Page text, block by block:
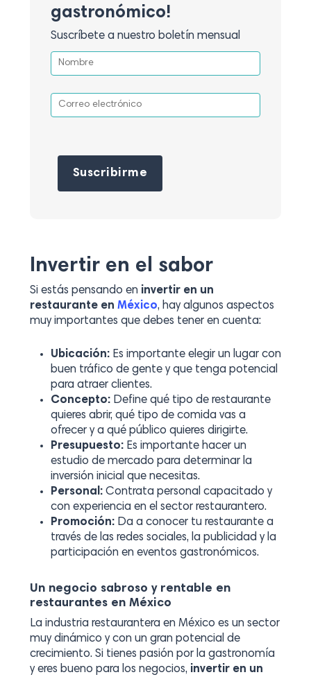
gastronómico!
Suscríbete a nuestro boletín mensual
Invertir en el sabor
Si estás pensando en invertir en un
restaurante en México, hay algunos aspectos
muy importantes que debes tener en cuenta:
Ubicación:Es importante elegir un lugar con
buen tráfico de gente y que tenga potencial
para atraer clientes.
Concepto:Define qué tipo de restaurante
quieres abrir, qué tipo de comida vas a
ofrecer y a qué público quieres dirigirte.
Presupuesto:Es importante hacer un
estudio de mercado para determinar la
inversión inicial que necesitas.
Personal:Contrata personal capacitado y
con experiencia en el sector restaurantero.
Promoción:Da a conocer tu restaurante a
través de las redes sociales, la publicidad y la
participación en eventos gastronómicos.
Un negocio sabroso y rentable en
restaurantes en México
La industria restaurantera en México es un sector
muy dinámico y con un gran potencial de
crecimiento. Si tienes pasión por la gastronomía
y eres bueno para los negocios, invertir en un